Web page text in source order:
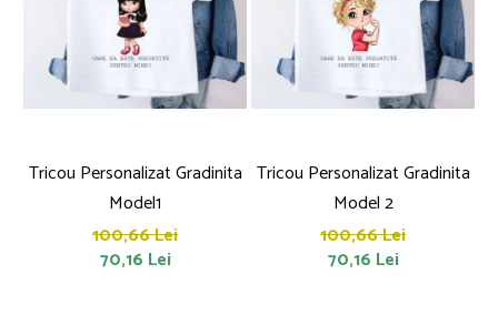
Tricou Personalizat Gradinita
Model1
100,66 Lei
70,16 Lei
Tricou Personalizat Gradinita
Model 2
100,66 Lei
70,16 Lei